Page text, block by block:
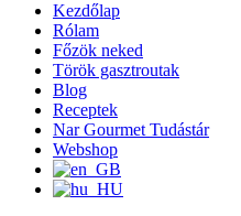
Kezdőlap
Rólam
Főzök neked
Török gasztroutak
Blog
Receptek
Nar Gourmet Tudástár
Webshop